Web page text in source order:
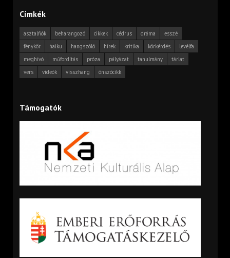
Címkék
asztalfiók beharangozó cikkek cédrus dráma
esszé
fénykör
haiku hangszóló hírek kritika körkérdés
levélfa
meghívó
műfordítás próza pályázat tanulmány
tárlat
vers
videók visszhang önszócikk
Támogatók